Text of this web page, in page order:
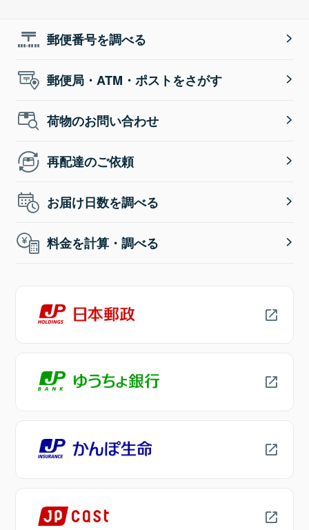
郵便番号を調べる
郵便局・ATM・ポストをさがす
荷物のお問い合わせ
再配達のご依頼
お届け日数を調べる
料金を計算・調べる